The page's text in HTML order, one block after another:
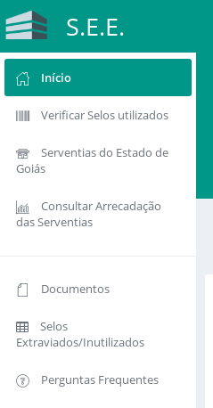
S.E.E.
Início
Verificar Selos utilizados
Serventias do Estado de
Goiás
Consultar Arrecadação
das Serventias
Documentos
Selos
Extraviados/Inutilizados
Perguntas Frequentes